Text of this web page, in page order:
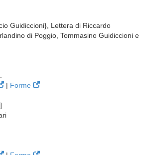
Guidiccioni}, Lettera di Riccardo
di Poggio, Tommasino Guidiccioni e
| Forme